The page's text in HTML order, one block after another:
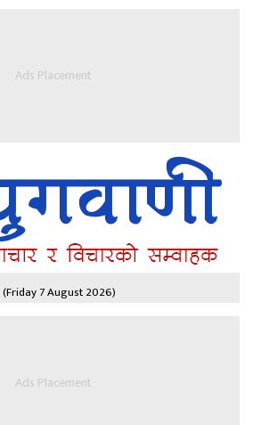
Ads Placement
(Friday 7 August 2026)
Ads Placement